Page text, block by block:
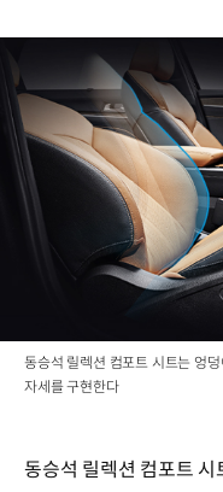
동승석 릴렉션 컴포트 시트는 엉
자세를 구현한다
동승석 릴렉션 컴포트